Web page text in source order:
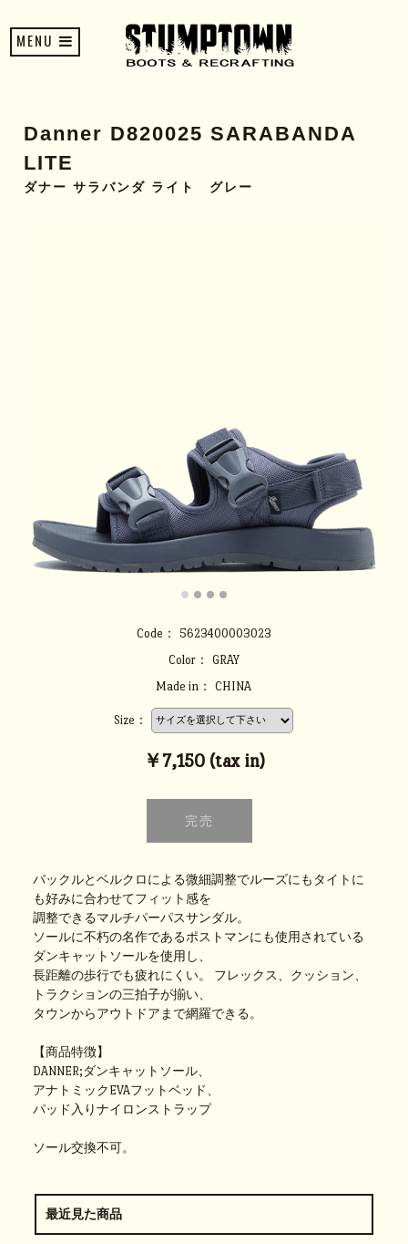
MENU
Danner D820025 SARABANDA
LITE
ダナー サラバンダ ライト グレー
Code：
5623400003023
Color：
GRAY
Made in：
CHINA
Size：
￥7,150 (tax in)
バックルとベルクロによる微細調整でルーズにもタイトに
も好みに合わせてフィット感を
調整できるマルチパーパスサンダル。
ソールに不朽の名作であるポストマンにも使用されている
ダンキャットソールを使用し、
長距離の歩行でも疲れにくい。 フレックス、クッション、
トラクションの三拍子が揃い、
タウンからアウトドアまで網羅できる。
【商品特徴】
DANNER;ダンキャットソール、
アナトミックEVAフットベッド、
パッド入りナイロンストラップ
ソール交換不可。
最近見た商品